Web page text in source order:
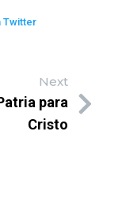
Twitter
Next
para
Cristo